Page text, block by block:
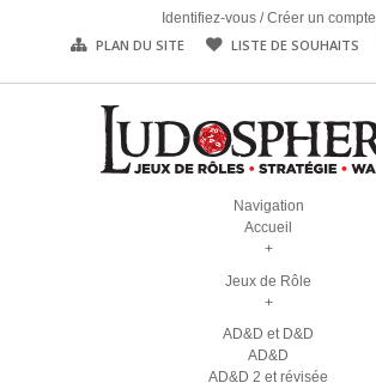
Identifiez-vous /Créer un compte
PLAN DU SITE LISTE DE SOUHAITS
Navigation
Accueil
+
Jeux de Rôle
+
AD&D et D&D
AD&D
AD&D 2 et révisée